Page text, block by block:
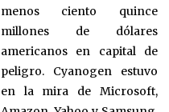
menos ciento quince
millones de dólares
americanos en capital de
peligro. Cyanogen estuvo
en la mira de Microsoft,